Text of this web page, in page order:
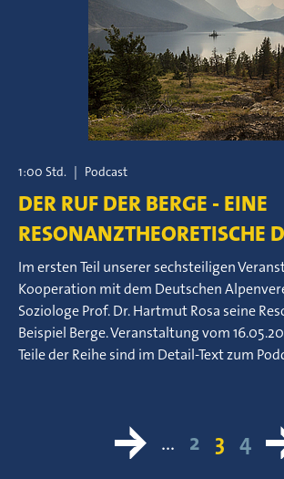
1:00 Std. | Podcast
DER RUF DER BERGE - EINE
RESONANZTHEORETISCHE
Im ersten Teil unserer sechsteiligen
Kooperation mit dem Deutschen
Soziologe Prof. Dr. Hartmut Rosa seine
Beispiel Berge. Veranstaltung vom
Teile der Reihe sind im Detail-Text zum
… 2 3 4